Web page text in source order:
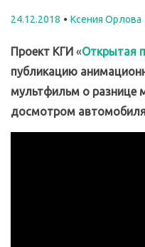
24.12.2018 Ксения Орлова
Проект КГИ «Открытая
публикацию
мультфильм о разнице
досмотром